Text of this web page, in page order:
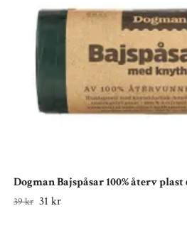
Dogman Bajspåsar 100% återv plast
39 kr 31 kr